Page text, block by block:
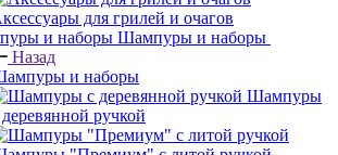
для грилей и очагов
Шампуры и наборы
Назад
и наборы
Шампуры
деревянной ручкой